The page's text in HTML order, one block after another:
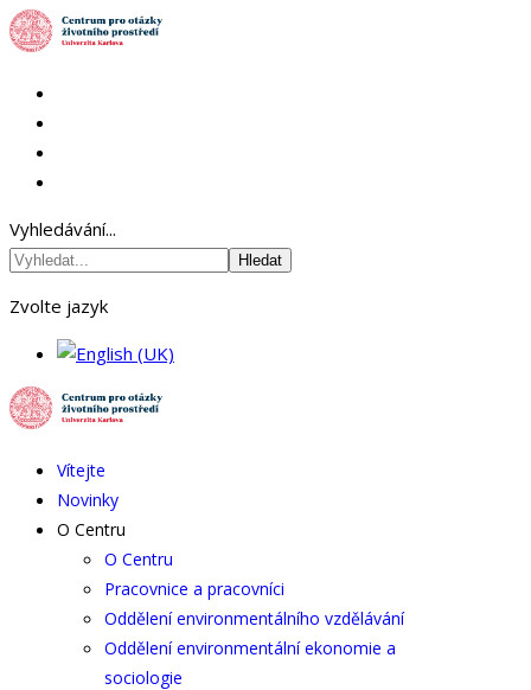
Vyhledávání...
Hledat
Zvolte jazyk
Vítejte
Novinky
O Centru
O Centru
Pracovnice a pracovníci
Oddělení environmentálního vzdělávání
Oddělení environmentální ekonomie a
sociologie